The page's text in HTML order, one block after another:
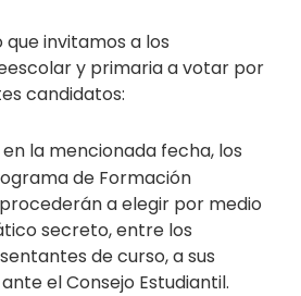
que invitamos a los
y primaria a votar por
candidatos:
la mencionada fecha, los
de Formación
a elegir por medio
secreto, entre los
de curso, a sus
el Consejo Estudiantil.